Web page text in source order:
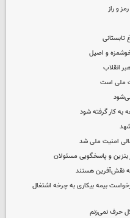
و راز
و اصیل
انقلاب
ملی است
کار گرفته شود
امنیت ملی شد
بنزین و پاسخگویی مسئولان
نقش‌آفرین هستند
بدون تعدیل نیروی دسته‌جمعی؛ ۲۰۰ درخواست بیمه بیکاری به چرخه اشتغال
حرف نمی‌زنم